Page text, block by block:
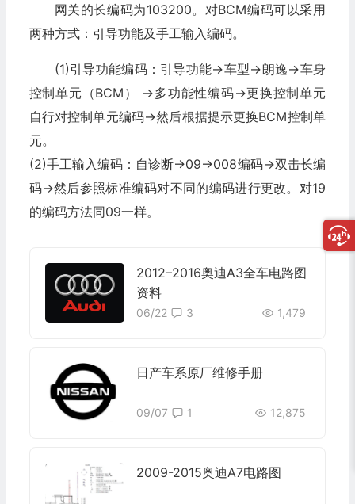
网关的长编码为103200。对BCM编码可以采用
两种方式：引导功能及手工输入编码。
(1)引导功能编码：引导功能→车型→朗逸→车身
控制单元（BCM） →多功能性编码→更换控制单元
自行对控制单元编码→然后根据提示更换BCM控制单
元。
(2)手工输入编码：自诊断→09→008编码→双击长编
码→然后参照标准编码对不同的编码进行更改。对19
的编码方法同09一样。
2012–2016奥迪A3全车电路图
资料
06/22 1,479
3
日产车系原厂维修手册
09/07 12,875
1
2009-2015奥迪A7电路图